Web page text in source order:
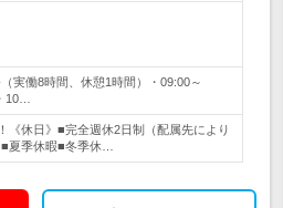
実働8時間、休憩1時間）・09:00～
10…
《休日》■完全週休2日制（配属先により
夏季休暇■冬季休…